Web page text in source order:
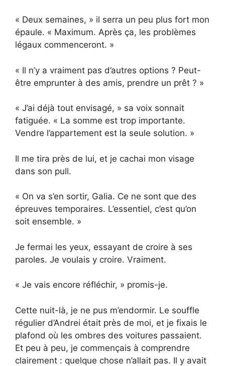
« Deux semaines, » il serra un peu plus fort mon
épaule. « Maximum. Après ça, les problèmes
légaux commenceront. »
« Il n’y a vraiment pas d’autres options ? Peut-
être emprunter à des amis, prendre un prêt ? »
« J’ai déjà tout envisagé, » sa voix sonnait
fatiguée. « La somme est trop importante.
Vendre l’appartement est la seule solution. »
Il me tira près de lui, et je cachai mon visage
dans son pull.
« On va s’en sortir, Galia. Ce ne sont que des
épreuves temporaires. L’essentiel, c’est qu’on
soit ensemble. »
Je fermai les yeux, essayant de croire à ses
paroles. Je voulais y croire. Vraiment.
« Je vais encore réfléchir, » promis-je.
Cette nuit-là, je ne pus m’endormir. Le souffle
régulier d’Andrei était près de moi, et je fixais le
plafond où les ombres des voitures passaient.
Et peu à peu, je commençais à comprendre
clairement : quelque chose n’allait pas. Il y avait